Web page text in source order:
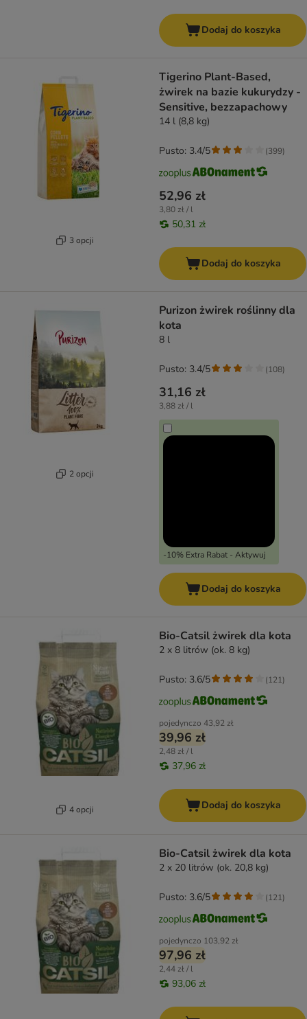
Dodaj do koszyka
3 opcji
Tigerino Plant-Based,
żwirek na bazie kukurydzy -
Sensitive, bezzapachowy
14 l (8,8 kg)
52,96 zł
3,80 zł / l
50,31 zł
Pusto: 3.4/5 (399)
Dodaj do koszyka
2 opcji
Purizon żwirek roślinny dla
kota
8 l
31,16 zł
3,88 zł / l
-10% Extra Rabat - Aktywuj
Pusto: 3.4/5 (108)
Dodaj do koszyka
4 opcji
Bio-Catsil żwirek dla kota
2 x 8 litrów (ok. 8 kg)
pojedynczo 43,92 zł
39,96 zł
2,48 zł / l
37,96 zł
Pusto: 3.6/5 (121)
Dodaj do koszyka
Bio-Catsil żwirek dla kota
2 x 20 litrów (ok. 20,8 kg)
pojedynczo 103,92 zł
97,96 zł
2,44 zł / l
93,06 zł
Pusto: 3.6/5 (121)